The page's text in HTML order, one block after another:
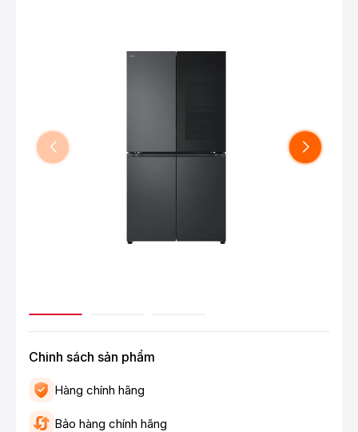
Chinh sách sản phẩm
Hàng chính hãng
Bảo hàng chính hãng